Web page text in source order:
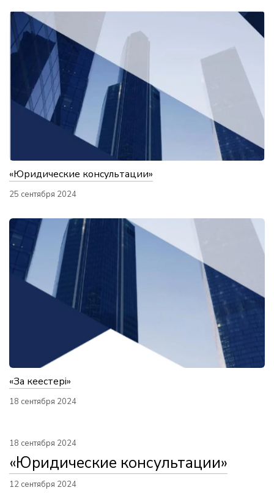
«Юридические консультации»
25 сентября 2024
«Заң кеңестері»
18 сентября 2024
18 сентября 2024
«Юридические консультации»
12 сентября 2024